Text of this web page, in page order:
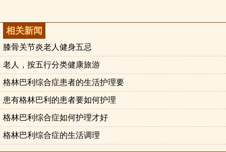
相关新闻
膝骨关节炎老人健身五忌
老人，按五行分类健康旅游
格林巴利综合症患者的生活护理要
患有格林巴利的患者要如何护理
格林巴利综合症如何护理才好
格林巴利综合症的生活调理